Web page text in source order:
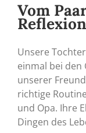
Vom
Reflexion
Unsere
einmal bei
unserer
richtige
und Opa. Ihre
Dingen des